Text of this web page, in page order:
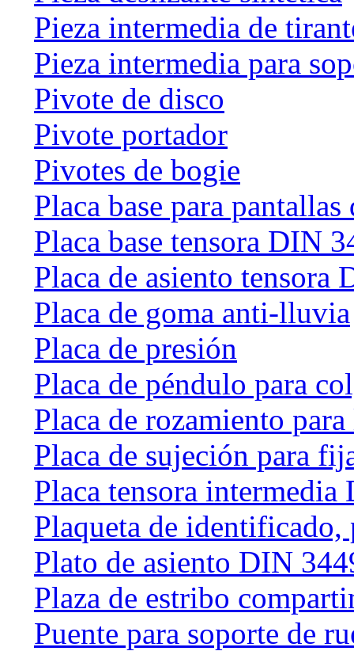
Pieza intermedia de
Pieza intermedia para
Pivote de disco
Pivote portador
Pivotes de bogie
Placa base para pantallas
Placa base tensora DIN
Placa de asiento tensora
Placa de goma anti-lluvia
Placa de presión
Placa de péndulo para
Placa de rozamiento
Placa de sujeción para
Placa tensora intermedia
Plaqueta de identificado,
Plato de asiento DIN
Plaza de estribo
Puente para soporte de